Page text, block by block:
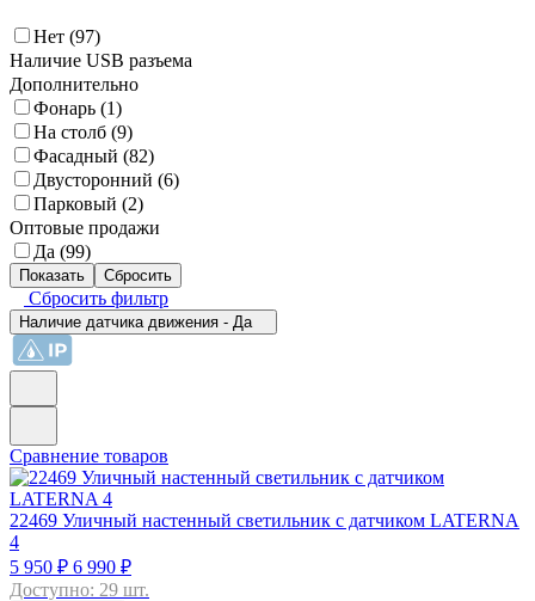
Нет (97)
Наличие USB разъема
Дополнительно
Фонарь (1)
На столб (9)
Фасадный (82)
Двусторонний (6)
Парковый (2)
Оптовые продажи
Да (99)
Сбросить фильтр
Наличие датчика движения - Да
Сравнение товаров
22469 Уличный настенный светильник с датчиком LATERNA
4
5 950 ₽ 6 990 ₽
Доступно: 29 шт.